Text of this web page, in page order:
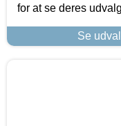
for at se deres
Se